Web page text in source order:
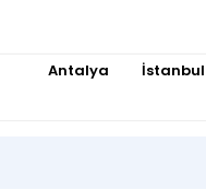
Antalya İstanbul